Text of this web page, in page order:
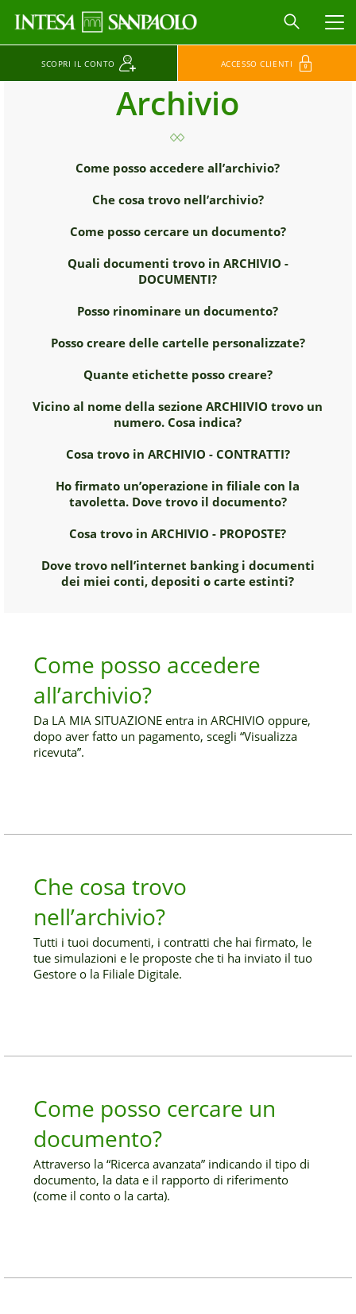
SCOPRI IL CONTO ACCESSO CLIENTI
Archivio
Come posso accedere all’archivio?
Che cosa trovo nell’archivio?
Come posso cercare un documento?
Quali documenti trovo in ARCHIVIO -
DOCUMENTI?
Posso rinominare un documento?
Posso creare delle cartelle personalizzate?
Quante etichette posso creare?
Vicino al nome della sezione ARCHIIVIO trovo un
numero. Cosa indica?
Cosa trovo in ARCHIVIO - CONTRATTI?
Ho firmato un’operazione in filiale con la
tavoletta. Dove trovo il documento?
Cosa trovo in ARCHIVIO - PROPOSTE?
Dove trovo nell’internet banking i documenti
dei miei conti, depositi o carte estinti?
Come posso accedere
all’archivio?
Da LA MIA SITUAZIONE entra in ARCHIVIO oppure,
dopo aver fatto un pagamento, scegli “Visualizza
ricevuta”.
Che cosa trovo
nell’archivio?
Tutti i tuoi documenti, i contratti che hai firmato, le
tue simulazioni e le proposte che ti ha inviato il tuo
Gestore o la Filiale Digitale.
Come posso cercare un
documento?
Attraverso la “Ricerca avanzata” indicando il tipo di
documento, la data e il rapporto di riferimento
(come il conto o la carta).